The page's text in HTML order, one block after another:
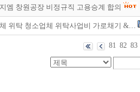
엠 창원공장 비정규직 고용승계 합의
위탁 청소업체 위탁사업비 가로채기 &…
81 82 83